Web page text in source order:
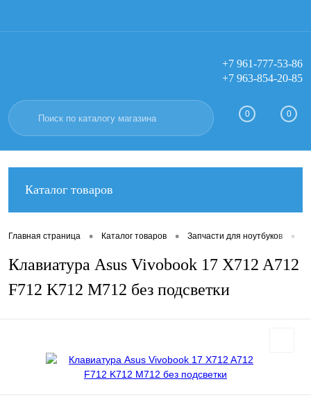
Вход Регистрация
+7 961-777-53-86
+7 963-854-20-85
0 0
Каталог товаров
Главная страница • Каталог товаров • Запчасти для ноутбуков •
Клавиатура Asus Vivobook 17 X712 A712
F712 K712 M712 без подсветки